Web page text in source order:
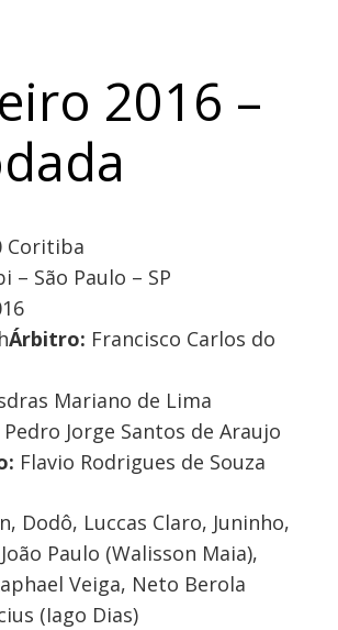
2016 –
Coritiba
– São Paulo – SP
Árbitro: Francisco Carlos do
Mariano de Lima
Jorge Santos de Araujo
Flavio Rodrigues de Souza
Dodô, Luccas Claro, Juninho,
Paulo (Walisson Maia),
Veiga, Neto Berola
(Iago Dias)